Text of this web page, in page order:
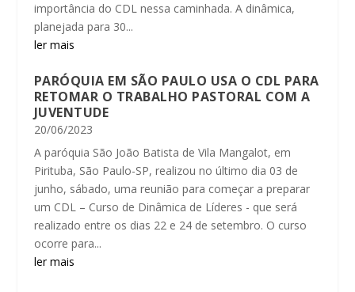
importância do CDL nessa caminhada. A dinâmica,
planejada para 30...
ler mais
PARÓQUIA EM SÃO PAULO USA O CDL PARA
RETOMAR O TRABALHO PASTORAL COM A
JUVENTUDE
20/06/2023
A paróquia São João Batista de Vila Mangalot, em
Pirituba, São Paulo-SP, realizou no último dia 03 de
junho, sábado, uma reunião para começar a preparar
um CDL – Curso de Dinâmica de Líderes - que será
realizado entre os dias 22 e 24 de setembro. O curso
ocorre para...
ler mais